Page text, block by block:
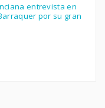
entrevista en
por su gran